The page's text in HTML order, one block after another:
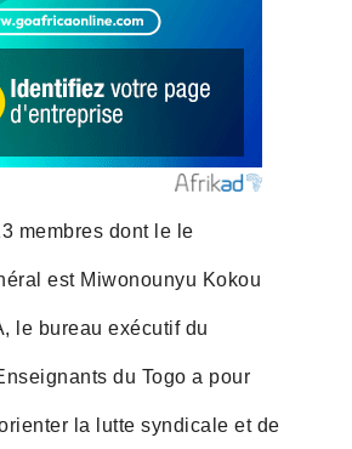
membres dont le le
est Miwonounyu Kokou
le bureau exécutif du
du Togo a pour
la lutte syndicale et de